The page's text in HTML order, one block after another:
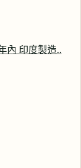
內 印度製造..